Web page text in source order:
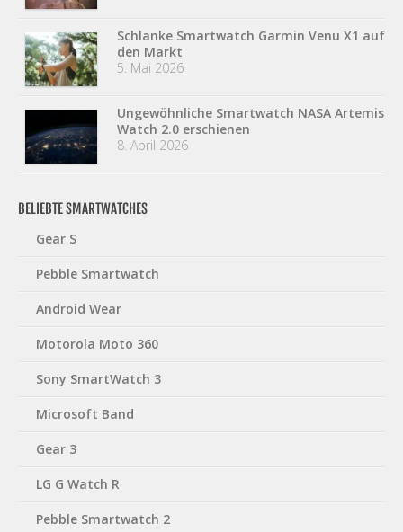
Schlanke Smartwatch Garmin Venu X1 auf
den Markt
5. Mai 2026
Ungewöhnliche Smartwatch NASA Artemis
Watch 2.0 erschienen
8. April 2026
BELIEBTE SMARTWATCHES
Gear S
Pebble Smartwatch
Android Wear
Motorola Moto 360
Sony SmartWatch 3
Microsoft Band
Gear 3
LG G Watch R
Pebble Smartwatch 2